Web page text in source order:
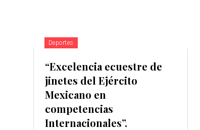
Deportes
“Excelencia ecuestre de
jinetes del Ejército
Mexicano en
competencias
Internacionales”.